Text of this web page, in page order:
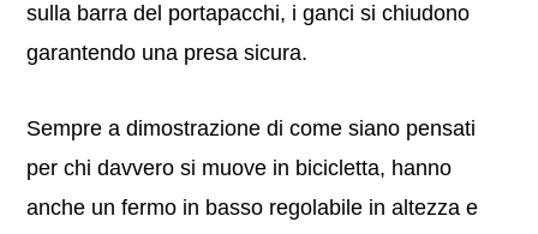
sulla barra del portapacchi, i ganci si chiudono
garantendo una presa sicura.
Sempre a dimostrazione di come siano pensati
per chi davvero si muove in bicicletta, hanno
anche un fermo in basso regolabile in altezza e